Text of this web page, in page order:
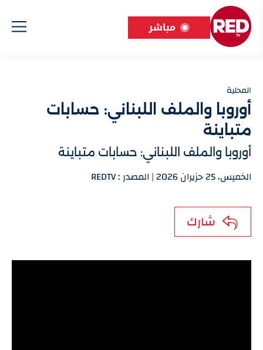
مباشر
المحلية
أوروبا والملف اللبناني: حسابات
متباينة
أوروبا والملف اللبناني: حسابات متباينة
الخميس، 25 حزيران 2026 | المصدر : REDTV
شارك